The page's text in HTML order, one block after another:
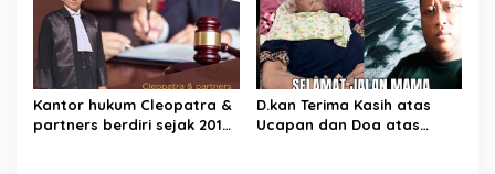
Kantor hukum Cleopatra &
partners berdiri sejak 2018
D.kan Terima Kasih atas
Ucapan dan Doa atas